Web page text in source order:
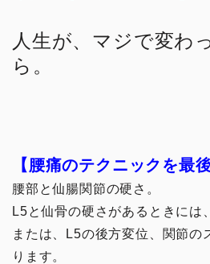
人生が、マジで変わ
ら。
【腰痛のテクニックを最
腰部と仙腸関節の硬さ。
L5と仙骨の硬さがあるときには
または、L5の後方変位、関節の
ります。